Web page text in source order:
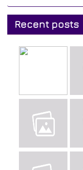
Recent posts